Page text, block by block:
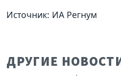
Источник: ИА Регнум
ДРУГИЕ